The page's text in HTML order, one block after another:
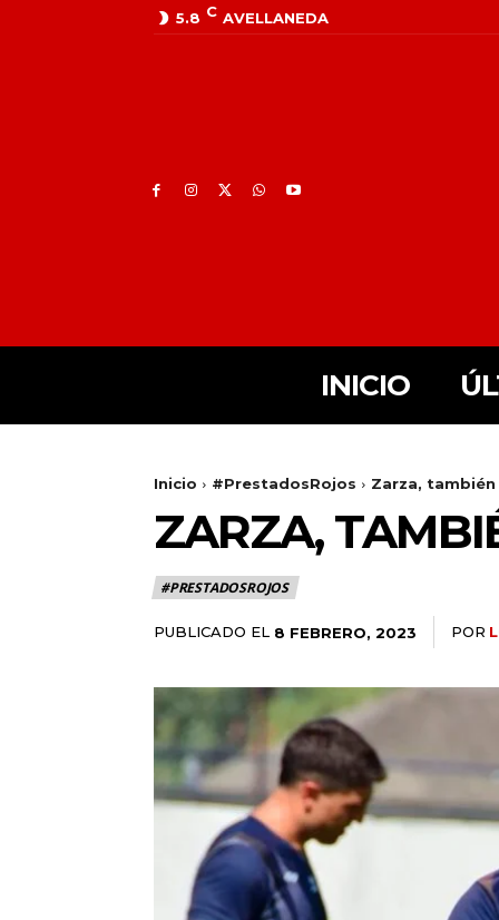
5.8 C AVELLANEDA
INICIO
Inicio #PrestadosRojos Zarza, también
ZARZA,
#PRESTADOSROJOS
PUBLICADO EL 8 FEBRERO, 2023 POR